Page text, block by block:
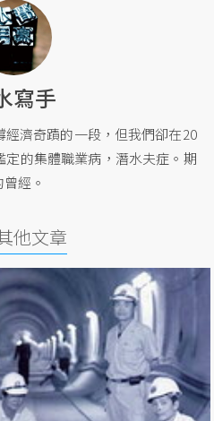
寫手
濟奇蹟的一段，但我們卻在20
的集體職業病，潛水夫症。期
經。
他文章